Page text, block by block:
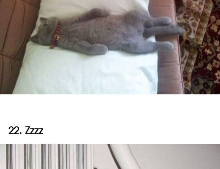
22. Zzzz